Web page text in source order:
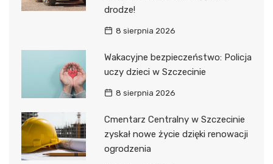
drodze!
8 sierpnia 2026
Wakacyjne bezpieczeństwo: Policja
uczy dzieci w Szczecinie
8 sierpnia 2026
Cmentarz Centralny w Szczecinie
zyskał nowe życie dzięki renowacji
ogrodzenia